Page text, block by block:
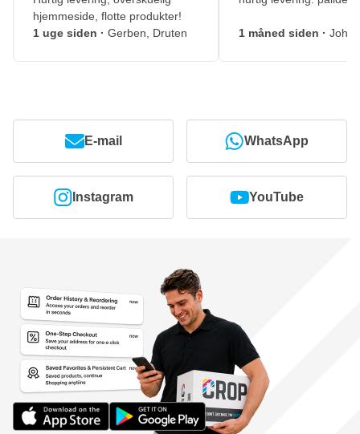
hjemmeside, flotte produkter!
1 uge siden · Gerben, Druten 1 måned siden ·
E-mail WhatsApp
Instagram YouTube